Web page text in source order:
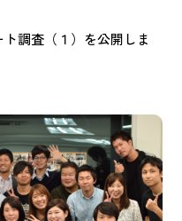
調査（１）を公開しま